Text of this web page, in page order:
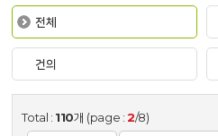
전체
건의
Total : 110개 (page :2/8)